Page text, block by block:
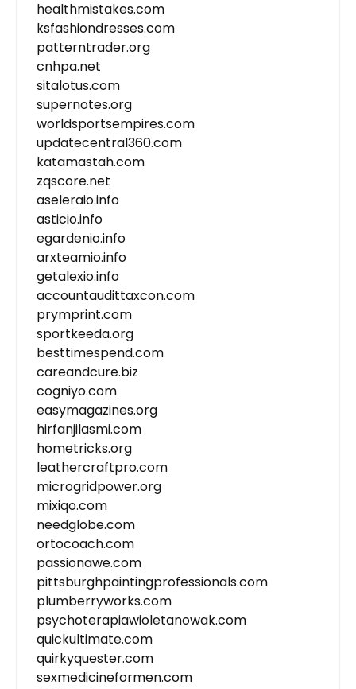
healthmistakes.com
ksfashiondresses.com
patterntrader.org
cnhpa.net
sitalotus.com
supernotes.org
worldsportsempires.com
updatecentral360.com
katamastah.com
zqscore.net
aseleraio.info
asticio.info
egardenio.info
arxteamio.info
getalexio.info
accountaudittaxcon.com
prymprint.com
sportkeeda.org
besttimespend.com
careandcure.biz
cogniyo.com
easymagazines.org
hirfanjilasmi.com
hometricks.org
leathercraftpro.com
microgridpower.org
mixiqo.com
needglobe.com
ortocoach.com
passionawe.com
pittsburghpaintingprofessionals.com
plumberryworks.com
psychoterapiawioletanowak.com
quickultimate.com
quirkyquester.com
sexmedicineformen.com